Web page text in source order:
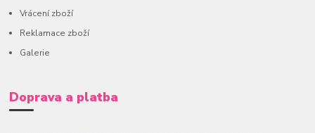
Vrácení zboží
Reklamace zboží
Galerie
Doprava a platba